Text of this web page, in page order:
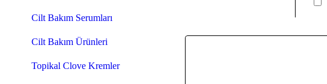
Cilt Bakım Serumları
Cilt Bakım Ürünleri
Topikal Clove Kremler